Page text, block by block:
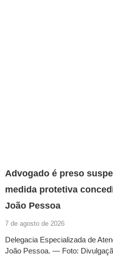
Advogado é preso
medida protetiva
João Pessoa
7 de agosto de 2026
Delegacia Especializada de
João Pessoa. — Foto: